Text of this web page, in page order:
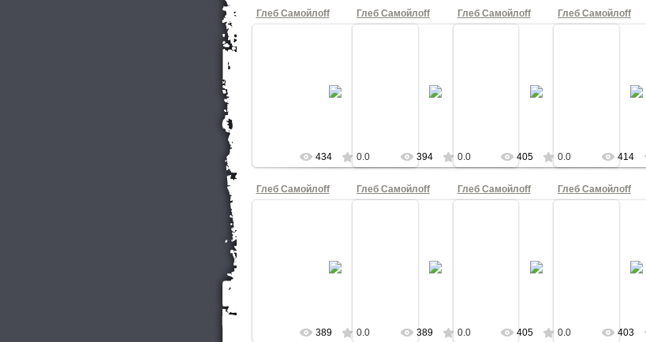
Глеб Самойлоff
Фотограф Божена Кобелева
434 0.0
Глеб Самойлоff
Фотограф Божена Кобелева
394 0.0
Глеб Самойлоff
Фотограф Божена Кобелева
405 0.0
Глеб Самойлоff
Фотограф
414
Глеб Самойлоff
Фотограф Божена Кобелева
389 0.0
Глеб Самойлоff
Фотограф Божена Кобелева
389 0.0
Глеб Самойлоff
Фотограф Божена Кобелева
405 0.0
Глеб Самойлоff
Фотограф
403